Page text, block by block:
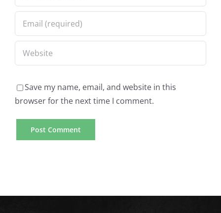
Save my name, email, and website in this
browser for the next time I comment.